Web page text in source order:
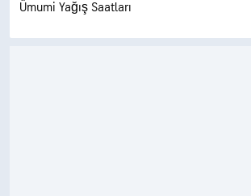
Ümumi Yağış Saatları